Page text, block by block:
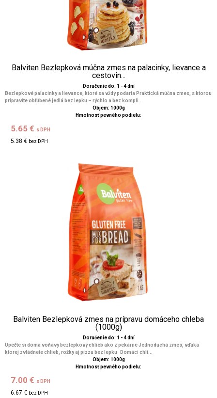
Balviten Bezlepková múčna zmes na palacinky, lievance a
cestovin...
Doručenie do: 1 - 4 dní
Bezlepkové palacinky a lievance, ktoré sa vždy podaria Praktická múčna zmes, s ktorou
pripravíte obľúbené jedlá bez lepku – rýchlo a bez kompli...
Objem: 1000g
Hmotnosť pevného podielu:
5.65 € s DPH
5.38 € bez DPH
Balviten Bezlepková zmes na prípravu domáceho chleba
(1000g)
Doručenie do: 1 - 4 dní
Upečte si doma voňavý bezlepkový chlieb ako z pekárne Jednoduchá zmes, vďaka
ktorej zvládnete chlieb, rožky aj pizzu bez lepku Domáci chli...
Objem: 1000g
Hmotnosť pevného podielu:
7.00 € s DPH
6.67 € bez DPH